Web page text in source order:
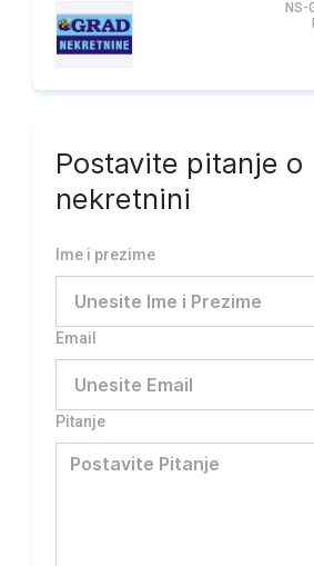
NS-
Postavite pitanje o
nekretnini
Ime i prezime
Email
Pitanje